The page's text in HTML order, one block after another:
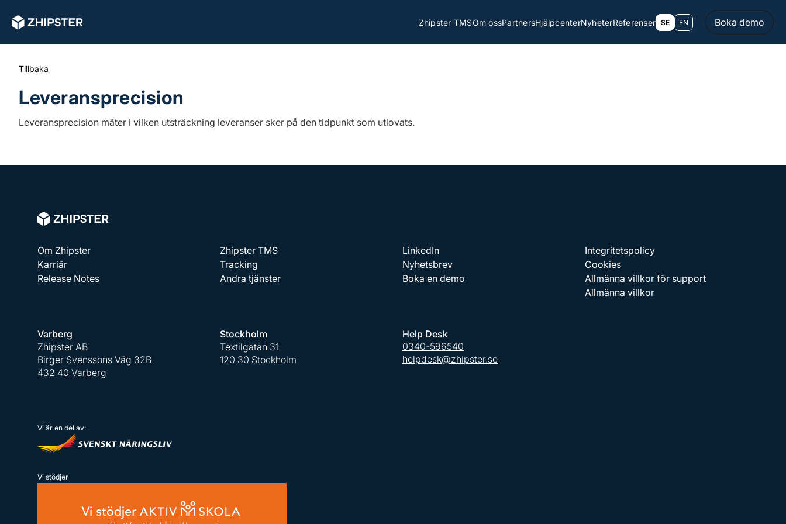
Zhipster TMSOm ossPartnersHjälpcenterNyheterReferenser SE EN Boka demo
Tillbaka
Leveransprecision
Leveransprecision mäter i vilken utsträckning leveranser sker på den tidpunkt som utlovats.
Om Zhipster
Karriär
Release Notes
Zhipster TMS
Tracking
Andra tjänster
LinkedIn
Nyhetsbrev
Boka en demo
Integritetspolicy
Cookies
Allmänna villkor för support
Allmänna villkor
Varberg
Zhipster AB
Birger Svenssons Väg 32B
432 40 Varberg
Stockholm
Textilgatan 31
120 30 Stockholm
Help Desk
0340-596540
helpdesk@zhipster.se
Vi är en del av:
Vi stödjer